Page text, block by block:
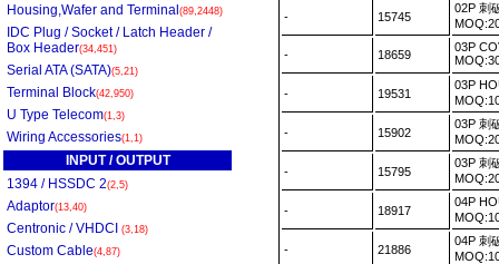
Housing,Wafer and Terminal (89,2448)
IDC Plug / Socket / Latch Header /
Box Header(34,451)
Serial ATA (SATA)(5,21)
Terminal Block(42,950)
U Type Telecom(1,3)
Wiring Accessories(1,1)
INPUT / OUTPUT
1394 / HSSDC 2(2,5)
Adaptor(13,40)
Centronic / VHDCI (3,18)
Custom Cable(4,87)
- 15745
02P 刺
- 18659
03P
- 19531
03P
- 15902
03P 刺
- 15795
03P 刺
- 18917
04P
- 21886
04P 刺